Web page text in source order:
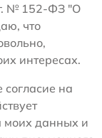
№ 152-ФЗ "О
что
интересах.
согласие на
моих данных и